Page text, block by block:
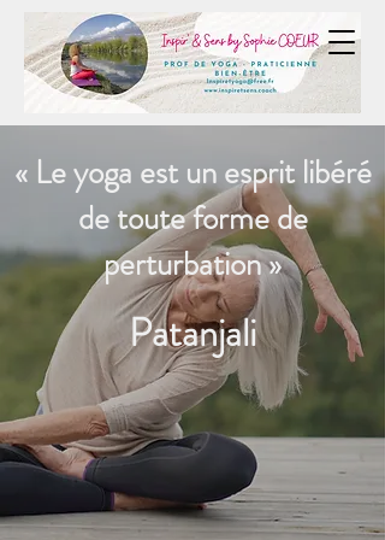
Inspir & Yoga by Sophie
COEUR
« Le yoga est un esprit libéré
de toute forme de
perturbation »
Patanjali